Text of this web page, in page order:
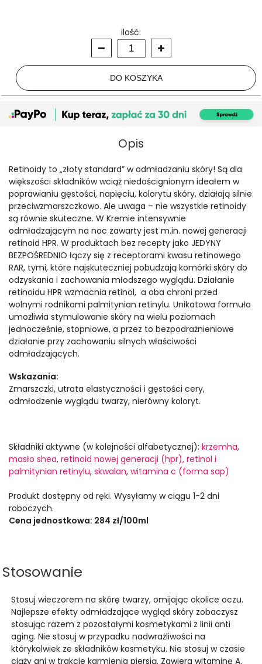
ilość:
Opis
Retinoidy to „złoty standard” w odmładzaniu skóry! Są dla
większości składników wciąż niedoścignionym ideałem w
poprawianiu gęstości, napięciu, kolorytu skóry, działają silnie
przeciwzmarszczkowo. Ale uwaga – nie wszystkie retinoidy
są równie skuteczne. W Kremie intensywnie
odmładzającym na noc zawarty jest m.in. nowej generacji
retinoid HPR. W produktach bez recepty jako JEDYNY
BEZPOŚREDNIO łączy się z receptorami kwasu retinowego
RAR, tymi, które najskuteczniej pobudzają komórki skóry do
odzyskania i zachowania młodszego wyglądu. Działanie
retinoidu HPR wzmacnia retinol, a oba chroni przed
wolnymi rodnikami palmitynian retinylu. Unikatowa formuła
umożliwia stymulowanie skóry na wielu poziomach
jednocześnie, stopniowe, a przez to bezpodrażnieniowe
działanie przy zachowaniu silnych właściwości
odmładzających.
Wskazania:
Zmarszczki, utrata elastyczności i gęstości cery,
odmłodzenie wyglądu twarzy, nierówny koloryt.
Składniki aktywne (w kolejności alfabetycznej): krzemha,
masło shea, retinoid nowej generacji (hpr), retinol i
palmitynian retinylu, skwalan, witamina c (forma sap)
Produkt dostępny od ręki. Wysyłamy w ciągu 1-2 dni
roboczych.
Cena jednostkowa: 284 zł/100ml
Stosowanie
Stosuj wieczorem na skórę twarzy, omijając okolice oczu.
Najlepsze efekty odmładzające wygląd skóry zobaczysz
stosując razem z pozostałymi kosmetykami z linii anti
aging. Nie stosuj w przypadku nadwrażliwości na
którykolwiek ze składników kosmetyku. Nie stosuj w czasie
ciąży ani w trakcie karmienia piersią. Zawiera witaminę A.